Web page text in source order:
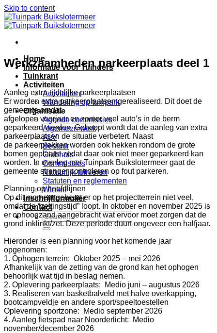
Skip to content
Home
Informatie voor Tuinders
Tuinkrant
Activiteiten
Activiteiten
Wandeling op tuinpark
Organisatie
Agenda commissies
Algemeen werk
ALV
Bestuur
Clubhuis
Commissies
Natuurlijk tuinieren
Statuten en reglementen
Winkel
Inschrijfformulier
Contact
Werkzaamheden parkeerplaats deel 1
Aanleg extra tijdelijke parkeerplaatsen
Er worden extra parkeerplaatsen gerealiseerd. Dit doet de
gemeente omdat
afgelopen voorjaar en zomer veel auto’s in de berm
geparkeerd werden. Gehoopt wordt dat de aanleg van extra
parkeerplaatsen de situatie verbetert. Naast
de parkeerplekken worden ook hekken rondom de grote
bomen geplaatst zodat daar ook niet meer geparkeerd kan
worden. In overleg met Tuinpark Buikslotermeer gaat de
gemeente strenger controleren op fout parkeren.
Planning op hoofdlijnen
Op dit moment gebeurt er op het projectterrein niet veel,
omdat de “zettingstijd” loopt. In oktober en november 2025 is
er ophoogzand aangebracht wat ervoor moet zorgen dat de
grond inklinkt/zet. Deze periode duurt ongeveer een halfjaar.
Hieronder is een planning voor het komende jaar
opgenomen:
1. Ophogen terrein: Oktober 2025 – mei 2026
Afhankelijk van de zetting van de grond kan het ophogen
behoorlijk wat tijd in beslag nemen.
2. Oplevering parkeerplaats: Medio juni – augustus 2026
3. Realiseren van basketbalveld met halve overkapping,
bootcampveldje en andere sport/speeltoestellen
Oplevering sportzone: Medio september 2026
4. Aanleg fietspad naar Noorderlicht: Medio
november/december 2026